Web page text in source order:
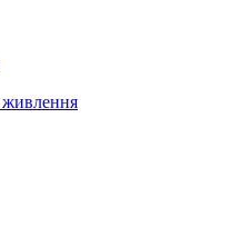
живлення